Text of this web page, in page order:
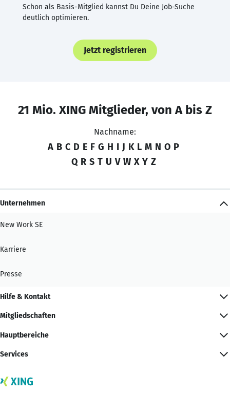
Schon als Basis-Mitglied kannst Du Deine Job-Suche
deutlich optimieren.
Jetzt registrieren
21 Mio. XING Mitglieder, von A bis Z
Nachname:
A B C D E F G H I J K L M N O P
Q R S T U V W X Y Z
Unternehmen
New Work SE
Karriere
Presse
Hilfe & Kontakt
Mitgliedschaften
Hauptbereiche
Services